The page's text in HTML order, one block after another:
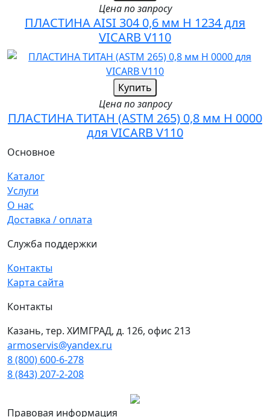
Цена по запросу
ПЛАСТИНА AISI 304 0,6 мм H 1234 для
VICARB V110
Купить
Цена по запросу
ПЛАСТИНА ТИТАН (ASTM 265) 0,8 мм H 0000
для VICARB V110
Основное
Каталог
Услуги
О нас
Доставка / оплата
Служба поддержки
Контакты
Карта сайта
Контакты
Казань, тер. ХИМГРАД, д. 126, офис 213
armoservis@yandex.ru
8 (800) 600-6-278
8 (843) 207-2-208
Правовая информация